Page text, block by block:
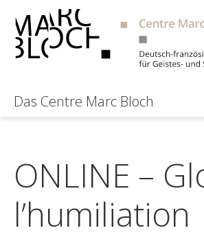
Das Centre Marc Bloch
ONLINE –
l’humiliation